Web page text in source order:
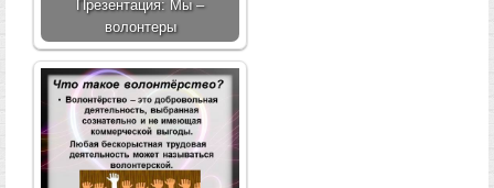
Презентация: Мы –
волонтеры